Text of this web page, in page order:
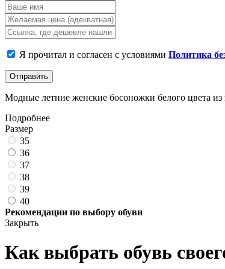
Я прочитал и согласен с условиями Политика
Отправить
Модные летние женские босоножки белого цвета из
Подробнее
Размер
35
36
37
38
39
40
Рекомендации по выбору обуви
Закрыть
Как выбрать обувь